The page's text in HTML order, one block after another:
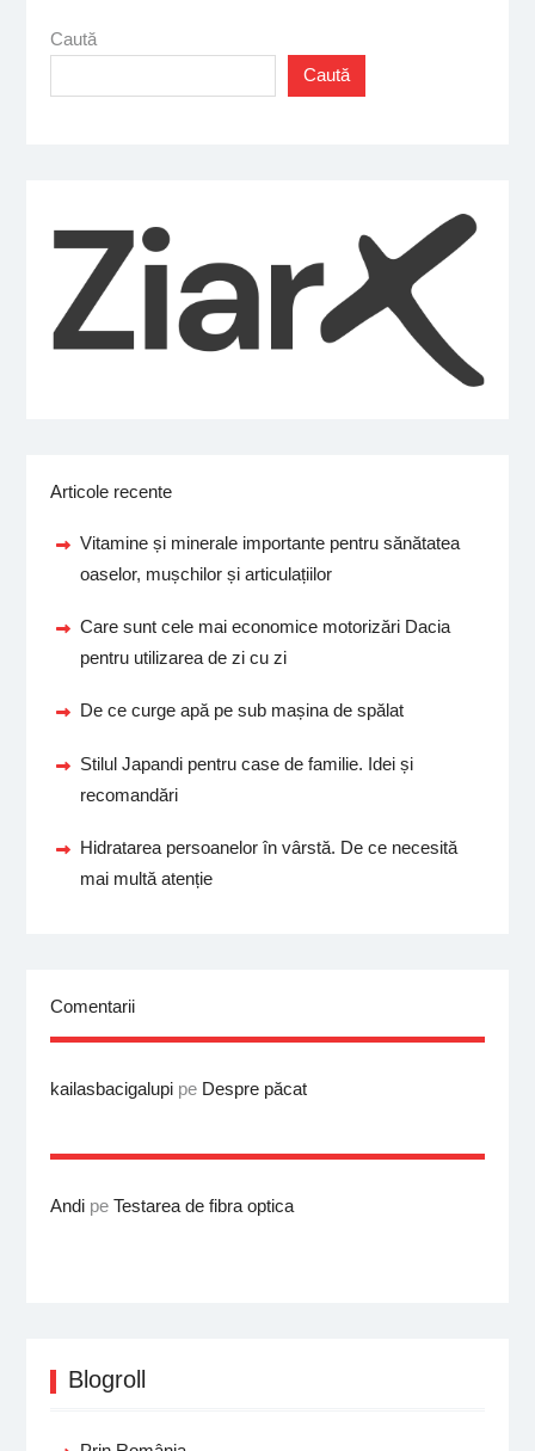
Caută
Caută
Articole recente
Vitamine și minerale importante pentru sănătatea
oaselor, mușchilor și articulațiilor
Care sunt cele mai economice motorizări Dacia
pentru utilizarea de zi cu zi
De ce curge apă pe sub mașina de spălat
Stilul Japandi pentru case de familie. Idei și
recomandări
Hidratarea persoanelor în vârstă. De ce necesită
mai multă atenție
Comentarii
kailasbacigalupipe Despre păcat
Andipe Testarea de fibra optica
Blogroll